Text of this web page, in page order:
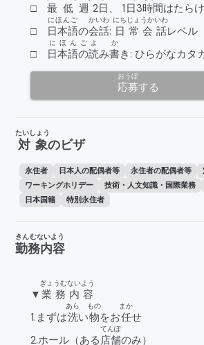
□最低週 2日 、 1 日3時間はたら
□ 日本語
にほんご
の会話
かいわ
: 日常会話
にちじょうかいわ
レベル
□ 日本語の
にほんご
読
よ
み書
か
き: ひらがなカタ
応募
おうぼ
する
対象
たいしょう
のビザ
永住者 日本人の配偶者等 永住者の配偶者等
ワーキングホリデー
技術・人文知識・国際業務
日本国籍
特別永住者
勤務内容
きんむないよう
▼ 業務内容
ぎょうむないよう
1.まずは洗
あら
い物
もの
をお任
まか
せ
2.ホール（ある店舗
てんぽ
のみ）